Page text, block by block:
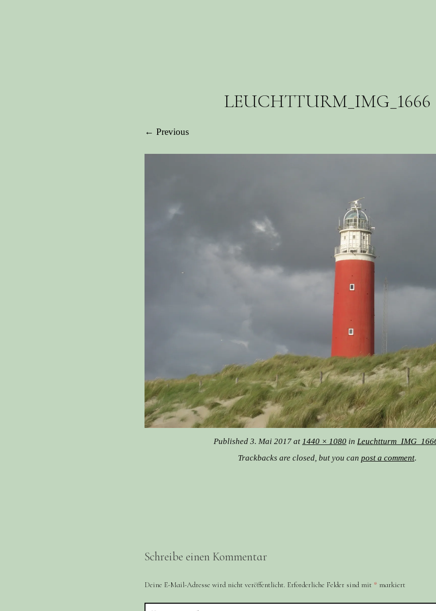
LEUCHTTURM_IMG_1666
← Previous
Published 3. Mai 2017 at 1440 × 1080 in
Trackbacks are closed, but you can post a comment.
Schreibe einen Kommentar
Deine E-Mail-Adresse wird nicht veröffentlicht. Erforderliche Felder sind mit * markiert